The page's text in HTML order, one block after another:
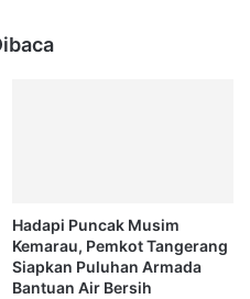
Hadapi Puncak Musim
Kemarau, Pemkot Tangerang
Siapkan Puluhan Armada
Bantuan Air Bersih